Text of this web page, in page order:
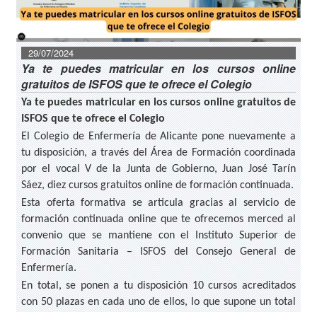
29/07/2024
Ya te puedes matricular en los cursos online
gratuitos de ISFOS que te ofrece el Colegio
Ya te puedes matricular en los cursos online gratuitos de
ISFOS que te ofrece el Colegio
El Colegio de Enfermería de Alicante pone nuevamente a
tu disposición, a través del Área de Formación coordinada
por el vocal V de la Junta de Gobierno, Juan José Tarín
Sáez, diez cursos gratuitos online de formación continuada.
Esta oferta formativa se articula gracias al servicio de
formación continuada online que te ofrecemos merced al
convenio que se mantiene con el Instituto Superior de
Formación Sanitaria – ISFOS del Consejo General de
Enfermería.
En total, se ponen a tu disposición 10 cursos acreditados
con 50 plazas en cada uno de ellos, lo que supone un total